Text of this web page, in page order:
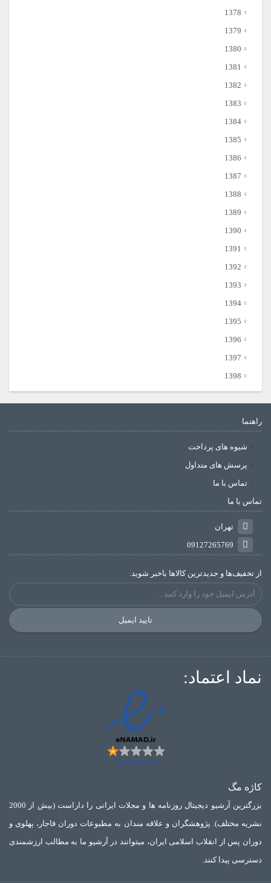
1378
1379
1380
1381
1382
1383
1384
1385
1386
1387
1388
1389
1390
1391
1392
1393
1394
1395
1396
1397
1398
راهنما
شیوه های پرداخت
پرسش های متداول
تماس با ما
تماس با ما
تهران
09127265769
از تخفیف‌ها و جدیدترین‌ کالاها باخبر شوید.
تایید ایمیل
نماد اعتماد:
کاژه مگ
بزرگترین آرشیو دیجیتال روزنامه ها و مجلات ایرانی را داراست (بیش از 2000
نشریه مختلف). پژوهشگران و علاقه مندان به مطبوعات دوران قاجار، پهلوی و
دوران پس از انقلاب اسلامی ایران، میتوانند در آرشیو ما به مطالب ارزشمندی
دسترسی پیدا کنند.